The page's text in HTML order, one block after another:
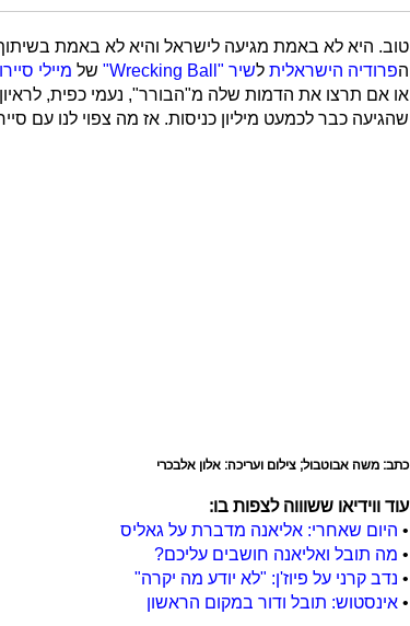
טוב. היא לא באמת מגיעה לישראל והיא לא באמת
הפרודיה הישראלית לשיר "Wrecking Ball" של מיילי
או אם תרצו את הדמות שלה מ"הבורר", נעמי כפית,
שהגיעה כבר לכמעט מיליון כניסות. אז מה צפוי לנו עם
כתב: משה אבוטבול; צילום ועריכה: אלון אלבכרי
עוד ווידיאו ששוווה לצפות בו:
• היום שאחרי: אליאנה מדברת על גאליס
• מה תובל ואליאנה חושבים עליכם?
• נדב קרני על פיוז'ן: "לא יודע מה יקרה"
• אינסטוש: תובל ודור במקום הראשון